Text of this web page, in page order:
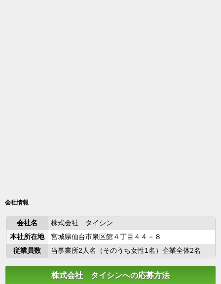
会社情報
会社名
株式会社 タイシン
本社所在地
宮城県仙台市泉区館４丁目４４－８
従業員数
当事業所2人名（そのうち女性1名）企業全体2名
株式会社 タイシンへの応募方法